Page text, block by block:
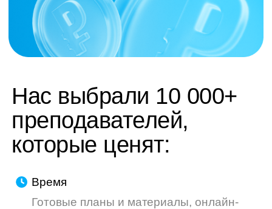
труду — мы делаем всё, чтобы ваш опыт
был приятнее